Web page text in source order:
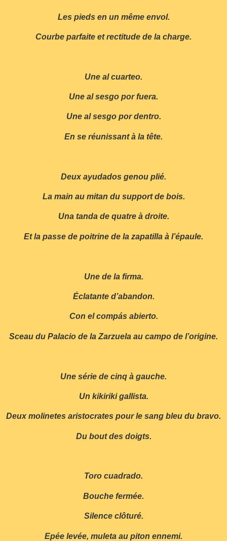
Les pieds en un même envol.
Courbe parfaite et rectitude de la charge.
Une al cuarteo.
Une al sesgo por fuera.
Une al sesgo por dentro.
En se réunissant à la tête.
Deux ayudados genou plié.
La main au mitan du support de bois.
Una tanda de quatre à droite.
Et la passe de poitrine de la zapatilla à l’épaule.
Une de la firma.
Éclatante d’abandon.
Con el compás abierto.
Sceau du Palacio de la Zarzuela au campo de l’origine.
Une série de cinq à gauche.
Un kikiriki gallista.
Deux molinetes aristocrates pour le sang bleu du bravo.
Du bout des doigts.
Toro cuadrado.
Bouche fermée.
Silence clôturé.
Epée levée, muleta au piton ennemi.